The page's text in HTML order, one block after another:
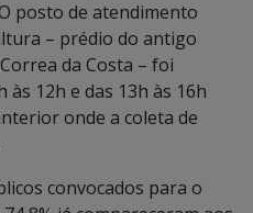
posto de atendimento
– prédio do antigo
da Costa – foi
12h e das 13h às 16h
onde a coleta de
convocados para o